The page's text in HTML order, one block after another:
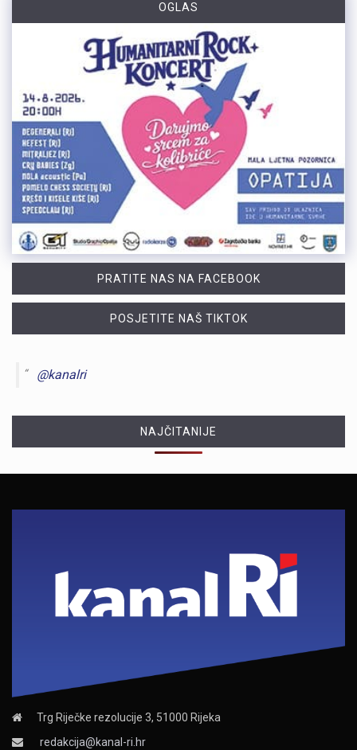
OGLAS
PRATITE NAS NA FACEBOOK
POSJETITE NAŠ TIKTOK
@kanalri
NAJČITANIJE
Trg Riječke rezolucije 3, 51000 Rijeka
redakcija@kanal-ri.hr